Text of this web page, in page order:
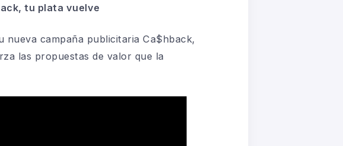
tu plata vuelve
campaña publicitaria Ca$hback,
las propuestas de valor que la